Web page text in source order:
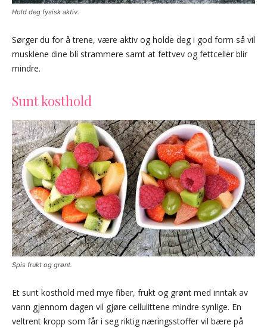
Hold deg fysisk aktiv.
Sørger du for å trene, være aktiv og holde deg i god form så vil
musklene dine bli strammere samt at fettvev og fettceller blir
mindre.
Sunt kosthold
Spis frukt og grønt.
Et sunt kosthold med mye fiber, frukt og grønt med inntak av
vann gjennom dagen vil gjøre cellulittene mindre synlige. En
veltrent kropp som får i seg riktig næringsstoffer vil bære på